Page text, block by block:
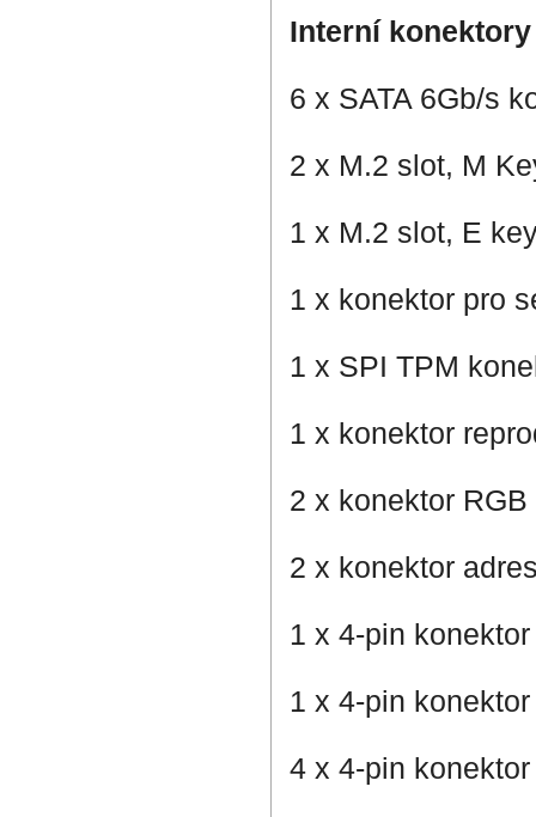
Interní konektory
6 x SATA 6Gb/s
2 x M.2 slot, M
1 x M.2 slot, E
1 x konektor pro
1 x SPI TPM
1 x konektor
2 x konektor
2 x konektor
1 x 4-pin
1 x 4-pin
4 x 4-pin